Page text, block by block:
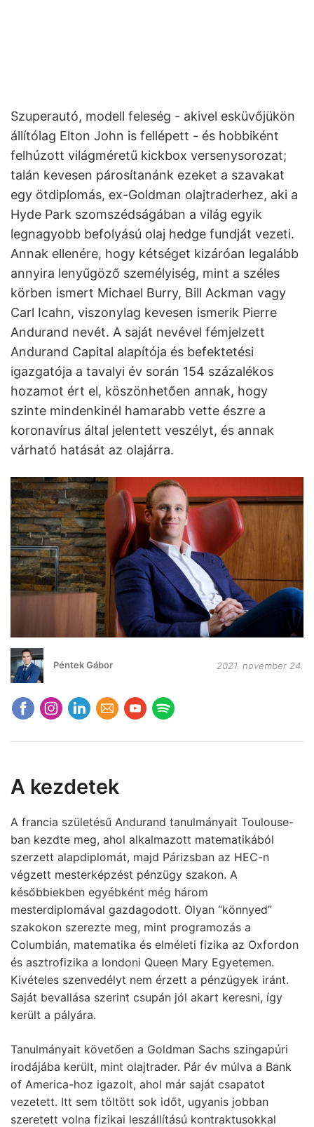
Szuperautó, modell feleség - akivel esküvőjükön
állítólag Elton John is fellépett - és hobbiként
felhúzott világméretű kickbox versenysorozat;
talán kevesen párosítanánk ezeket a szavakat
egy ötdiplomás, ex-Goldman olajtraderhez, aki a
Hyde Park szomszédságában a világ egyik
legnagyobb befolyású olaj hedge fundját vezeti.
Annak ellenére, hogy kétséget kizáróan legalább
annyira lenyűgöző személyiség, mint a széles
körben ismert Michael Burry, Bill Ackman vagy
Carl Icahn, viszonylag kevesen ismerik Pierre
Andurand nevét. A saját nevével fémjelzett
Andurand Capital alapítója és befektetési
igazgatója a tavalyi év során 154 százalékos
hozamot ért el, köszönhetően annak, hogy
szinte mindenkinél hamarabb vette észre a
koronavírus által jelentett veszélyt, és annak
várható hatását az olajárra.
Péntek Gábor 2021. november 24.
A kezdetek
A francia születésű Andurand tanulmányait Toulouse-
ban kezdte meg, ahol alkalmazott matematikából
szerzett alapdiplomát, majd Párizsban az HEC-n
végzett mesterképzést pénzügy szakon. A
későbbiekben egyébként még három
mesterdiplomával gazdagodott. Olyan “könnyed”
szakokon szerezte meg, mint programozás a
Columbián, matematika és elméleti fizika az Oxfordon
és asztrofizika a londoni Queen Mary Egyetemen.
Kivételes szenvedélyt nem érzett a pénzügyek iránt.
Saját bevallása szerint csupán jól akart keresni, így
került a pályára.
Tanulmányait követően a Goldman Sachs szingapúri
irodájába került, mint olajtrader. Pár év múlva a Bank
of America-hoz igazolt, ahol már saját csapatot
vezetett. Itt sem töltött sok időt, ugyanis jobban
szeretett volna fizikai leszállítású kontraktusokkal